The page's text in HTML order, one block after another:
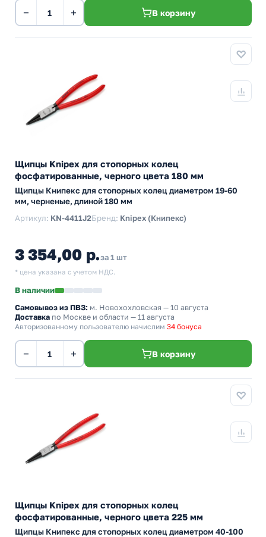
− + В корзину
Щипцы Knipex для стопорных колец
фосфатированные, черного цвета 180 мм
Щипцы Книпекс для стопорных колец диаметром 19-60
мм, черненые, длиной 180 мм
Артикул: KN-4411J2Бренд: Knipex (Книпекс)
3 354,00 р.за 1 шт
* цена указана с учетом НДС.
В наличии
Самовывоз из ПВЗ: м. Новохохловская — 10 августа
Доставка по Москве и области — 11 августа
Авторизованному пользователю начислим 34 бонуса
− + В корзину
Щипцы Knipex для стопорных колец
фосфатированные, черного цвета 225 мм
Щипцы Книпекс для стопорных колец диаметром 40-100